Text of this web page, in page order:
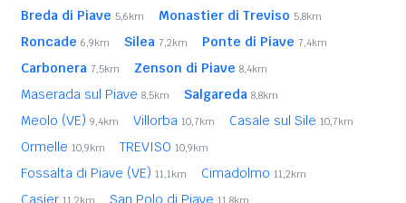
Breda di Piave 5,6km Monastier di Treviso 5,8km
Roncade 6,9km Silea 7,2km Ponte di Piave 7,4km
Carbonera 7,5km Zenson di Piave 8,4km
Maserada sul Piave 8,5km Salgareda 8,8km
Meolo (VE) 9,4km Villorba 10,7km Casale sul Sile 10,7km
Ormelle 10,9km TREVISO 10,9km
Fossalta di Piave (VE) 11,1km Cimadolmo 11,2km
Casier 11,2km San Polo di Piave 11,8km